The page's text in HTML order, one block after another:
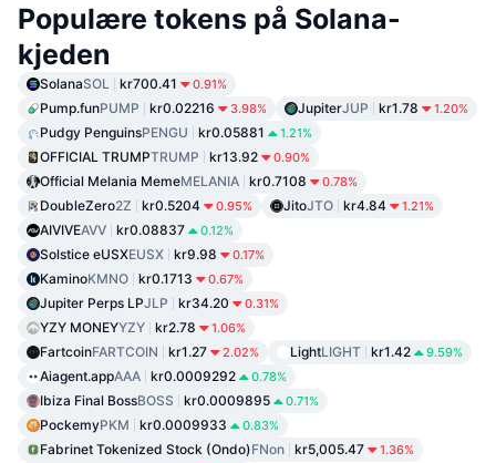
Populære tokens på Solana-
kjeden
SolanaSOL kr700.41 0.91%
Pump.funPUMP kr0.02216 3.98% JupiterJUP kr1.78 1.20%
Pudgy PenguinsPENGU kr0.05881 1.21%
OFFICIAL TRUMPTRUMP kr13.92 0.90%
Official Melania MemeMELANIA kr0.7108 0.78%
DoubleZero2Z kr0.5204 0.95% JitoJTO kr4.84 1.21%
AIVIVEAVV kr0.08837 0.12%
Solstice eUSXEUSX kr9.98 0.17%
KaminoKMNO kr0.1713 0.67%
Jupiter Perps LPJLP kr34.20 0.31%
YZY MONEYYZY kr2.78 1.06%
FartcoinFARTCOIN kr1.27 2.02% LightLIGHT kr1.42 9.59%
Aiagent.appAAA kr0.0009292 0.78%
Ibiza Final BossBOSS kr0.0009895 0.71%
PockemyPKM kr0.0009933 0.83%
Fabrinet Tokenized Stock (Ondo)FNon kr5,005.47 1.36%